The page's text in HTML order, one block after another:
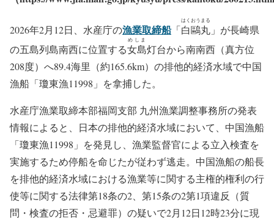
2026年2月12日、水産庁の漁業取締船「白鷗丸
はくおうまる
」が長崎県
の五島列島南西に位置する女島
めしま
灯台から南南西（真方位
208度）へ89.4海里（約165.6km）の排他的経済水域で中国
漁船「瓊東漁11998」を拿捕した。
水産庁漁業取締本部福岡支部 九州漁業調整事務所の発表
情報によると、日本の排他的経済水域において、中国漁船
「瓊東漁11998」を発見し、漁業監督官による立入検査を
実施するため停船を命じたが従わず逃走。中国漁船の船長
を排他的経済水域における漁業等に関する主権的権利の行
使等に関する法律第18条の2、第15条の2第1項違反（質
問・検査の拒否・忌避罪）の疑いで2月12日12時23分に現